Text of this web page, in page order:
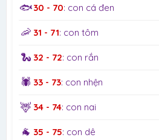
🐟30 - 70: con cá đen
🦐 31 - 71: con tôm
🐍 32 - 72: con rắn
🕷️ 33 - 73: con nhện
🦌 34 - 74: con nai
🐐 35 - 75: con dê